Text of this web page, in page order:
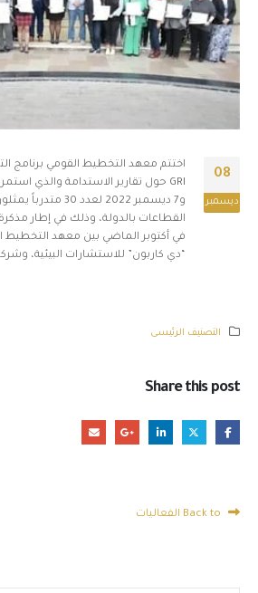
08
ديسمبر
اختتم معهد التخطيط القومي برنامج
القطاعات بالدولة، وذلك في إطار
في أكتوبر الماضي بين معهد
“دي كاربون” للاستشارات البيئية،
التصنيف الرئيسى
Share this post